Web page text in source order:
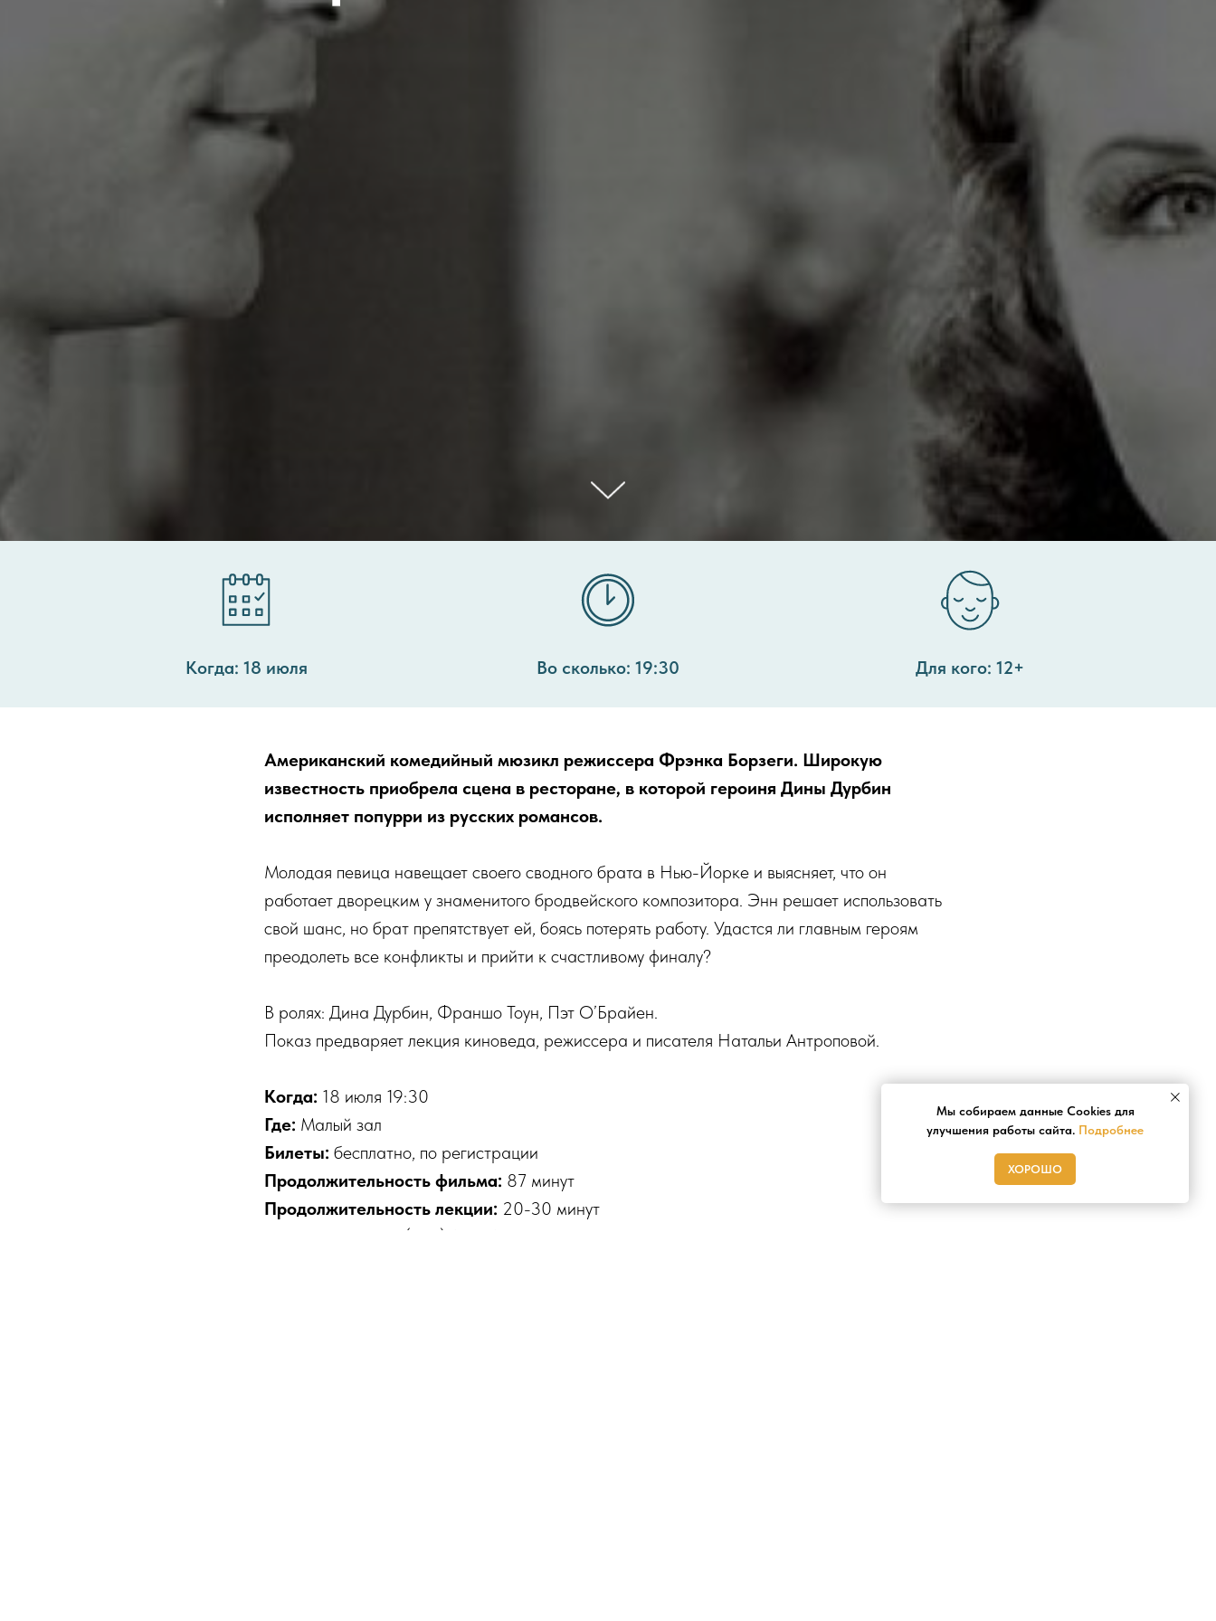
Мы собираем данные Cookies для
улучшения работы сайта. Подробнее
ХОРОШО
Когда: 18 июля Во сколько: 19:30 Для кого: 12+
Американский комедийный мюзикл режиссера Фрэнка Борзеги. Широкую
известность приобрела сцена в ресторане, в которой героиня Дины Дурбин
исполняет попурри из русских романсов.
Молодая певица навещает своего сводного брата в Нью-Йорке и выясняет, что он
работает дворецким у знаменитого бродвейского композитора. Энн решает использовать
свой шанс, но брат препятствует ей, боясь потерять работу. Удастся ли главным героям
преодолеть все конфликты и прийти к счастливому финалу?
В ролях: Дина Дурбин, Франшо Тоун, Пэт О’Брайен.
Показ предваряет лекция киноведа, режиссера и писателя Натальи Антроповой.
Когда: 18 июля 19:30
Где: Малый зал
Билеты: бесплатно, по регистрации
Продолжительность фильма: 87 минут
Продолжительность лекции: 20-30 минут
+7 (495) 197-71-77